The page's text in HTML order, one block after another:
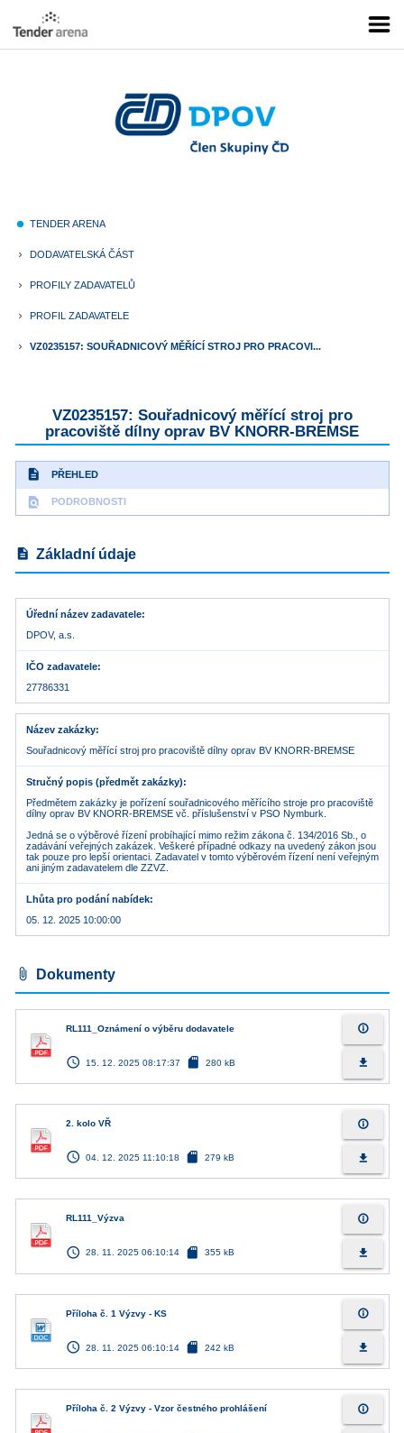
fiber_manual_record TENDER ARENA
keyboard_arrow_right DODAVATELSKÁ ČÁST
keyboard_arrow_right PROFILY ZADAVATELŮ
keyboard_arrow_right PROFIL ZADAVATELE
keyboard_arrow_right VZ0235157: SOUŘADNICOVÝ MĚŘÍCÍ STROJ PRO PRACOVI...
VZ0235157: Souřadnicový měřící stroj pro
pracoviště dílny oprav BV KNORR-BREMSE
description PŘEHLED
find_in_page PODROBNOSTI
description Základní údaje
Úřední název zadavatele
DPOV, a.s.
IČO zadavatele
27786331
Název zakázky
Souřadnicový měřící stroj pro pracoviště dílny oprav BV KNORR-BREMSE
Stručný popis (předmět zakázky)
Předmětem zakázky je pořízení souřadnicového měřícího stroje pro pracoviště
dílny oprav BV KNORR-BREMSE vč. příslušenství v PSO Nymburk.
Jedná se o výběrové řízení probíhající mimo režim zákona č. 134/2016 Sb., o
zadávání veřejných zakázek. Veškeré případné odkazy na uvedený zákon jsou
tak pouze pro lepší orientaci. Zadavatel v tomto výběrovém řízení není veřejným
ani jiným zadavatelem dle ZZVZ.
Lhůta pro podání nabídek
05. 12. 2025 10:00:00
attach_file Dokumenty
RL111_Oznámení o výběru dodavatele
access_time 15. 12. 2025 08:17:37 sd_card 280 kB
info_outline
file_download
2. kolo VŘ
access_time 04. 12. 2025 11:10:18 sd_card 279 kB
info_outline
file_download
RL111_Výzva
access_time 28. 11. 2025 06:10:14 sd_card 355 kB
info_outline
file_download
Příloha č. 1 Výzvy - KS
access_time 28. 11. 2025 06:10:14 sd_card 242 kB
info_outline
file_download
Příloha č. 2 Výzvy - Vzor čestného prohlášení info_outline